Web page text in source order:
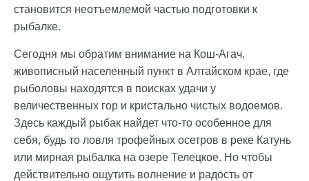
становится неотъемлемой частью подготовки к
рыбалке.
Сегодня мы обратим внимание на Кош-Агач,
живописный населенный пункт в Алтайском крае, где
рыболовы находятся в поисках удачи у
величественных гор и кристально чистых водоемов.
Здесь каждый рыбак найдет что-то особенное для
себя, будь то ловля трофейных осетров в реке Катунь
или мирная рыбалка на озере Телецкое. Но чтобы
действительно ощутить волнение и радость от